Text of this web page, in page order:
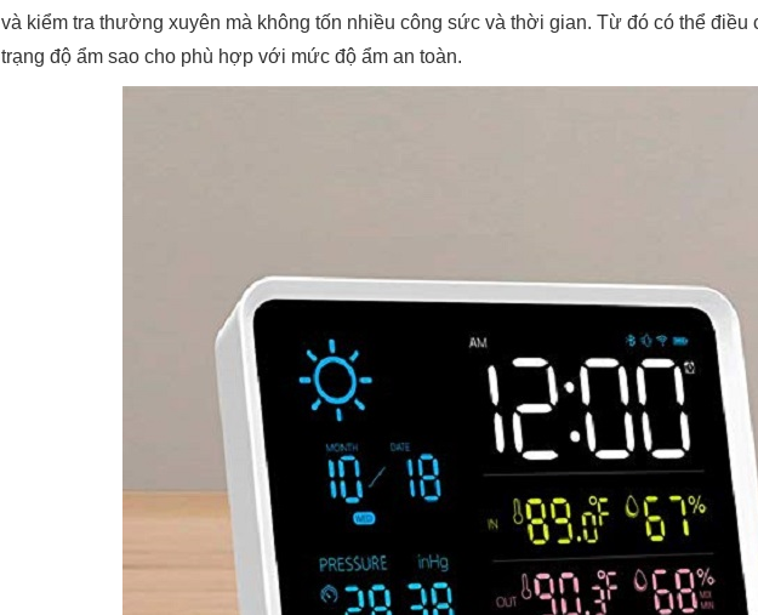
và kiểm tra thường xuyên mà không tốn nhiều công sức và thời gian. Từ đó có thể điều
trạng độ ẩm sao cho phù hợp với mức độ ẩm an toàn.